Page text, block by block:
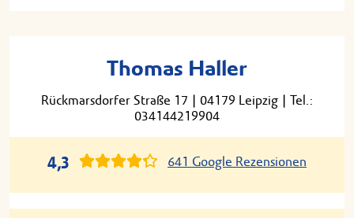
Thomas Haller
Rückmarsdorfer Straße 17 | 04179 Leipzig | Tel.:
034144219904
4,3 641 Google Rezensionen